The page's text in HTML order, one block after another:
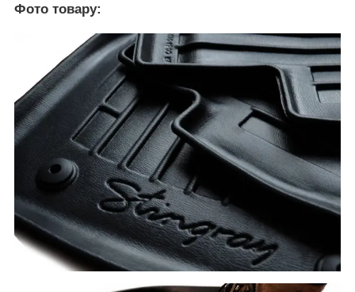
Фото товару: